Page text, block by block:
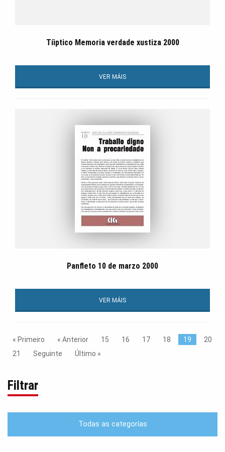
Tíiptico Memoria verdade xustiza 2000
VER MÁIS
Panfleto 10 de marzo 2000
VER MÁIS
« Primeiro « Anterior 15 16 17 18 19
20
21
Seguinte Último »
Filtrar
Todas as categorías